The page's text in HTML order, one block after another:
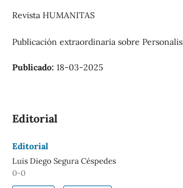
Revista HUMANITAS
Publicación extraordinaria sobre
Publicado: 18-03-2025
Editorial
Editorial
Luis Diego Segura Céspedes
0-0